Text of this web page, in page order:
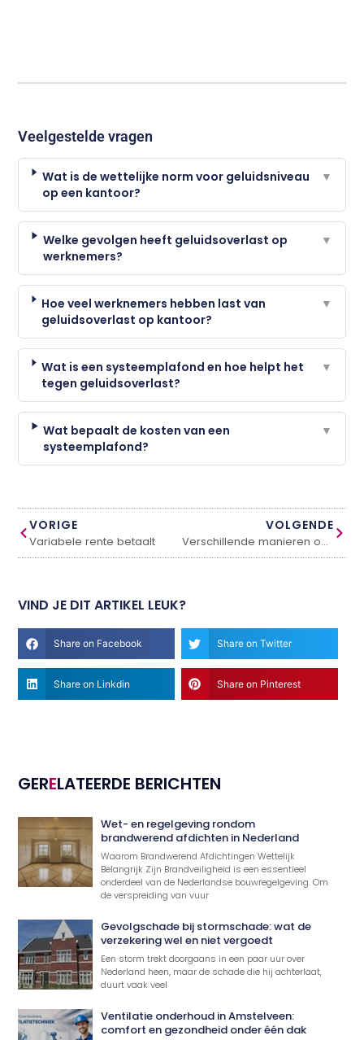
Veelgestelde vragen
Wat is de wettelijke norm voor geluidsniveau
op een kantoor?
▼
Welke gevolgen heeft geluidsoverlast op
werknemers?
▼
Hoe veel werknemers hebben last van
geluidsoverlast op kantoor?
▼
Wat is een systeemplafond en hoe helpt het
tegen geluidsoverlast?
▼
Wat bepaalt de kosten van een
systeemplafond?
▼
VORIGE
Variabele rente betaalt
VOLGENDE
Verschillende manieren om de temperatuur van je huis te regelen
VIND JE DIT ARTIKEL LEUK?
Share on Facebook Share on Twitter
Share on Linkdin Share on Pinterest
GERELATEERDE BERICHTEN
Wet- en regelgeving rondom
brandwerend afdichten in Nederland
Waarom Brandwerend Afdichtingen Wettelijk
Belangrijk Zijn Brandveiligheid is een essentieel
onderdeel van de Nederlandse bouwregelgeving. Om
de verspreiding van vuur
Gevolgschade bij stormschade: wat de
verzekering wel en niet vergoedt
Een storm trekt doorgaans in een paar uur over
Nederland heen, maar de schade die hij achterlaat,
duurt vaak veel
Ventilatie onderhoud in Amstelveen:
comfort en gezondheid onder één dak